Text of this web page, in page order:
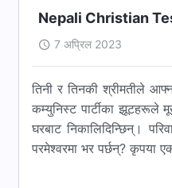
Nepali Christian
7 अप्रिल 2023
तिनी र तिनकी श्रीमतीले
कम्युनिस्ट पार्टीका झूटहरूले
घरबाट निकालिदिन्छिन्।
परमेश्‍वरमा भर पर्छन्? कृपया